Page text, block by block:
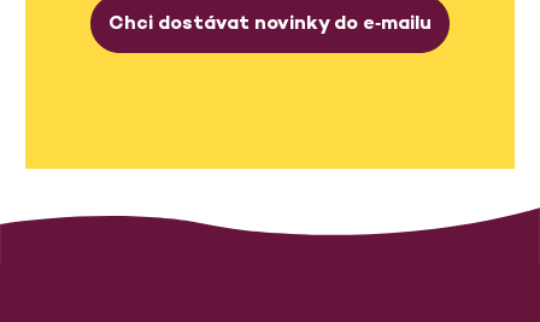
Chci dostávat novinky do e‑mailu